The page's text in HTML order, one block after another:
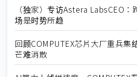
（独家）专访Astera LabsCEO
场是时势所趋
回顾COMPUTEX芯片大厂重兵
芒难消散